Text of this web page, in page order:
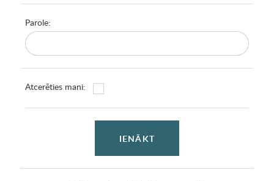
Parole:
Atcerēties mani:
IENĀKT